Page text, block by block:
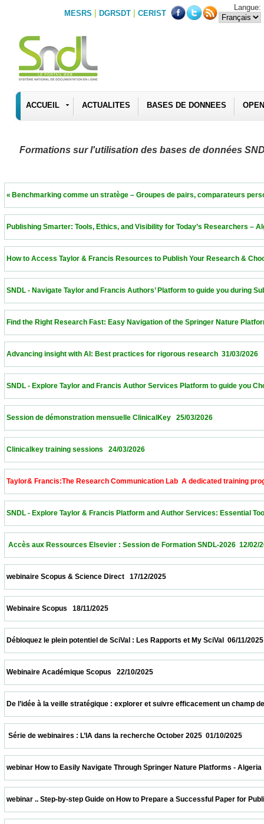
MESRS | DGRSDT | CERIST
Langue:
ACCUEIL ACTUALITES BASES DE DONNEES
Formations sur l'utilisation des bases de données
« Benchmarking comme un stratège – Groupes de pairs,
Publishing Smarter: Tools, Ethics, and Visibility for Today’s
How to Access Taylor & Francis Resources to Publish Your
SNDL - Navigate Taylor and Francis Authors’ Platform to guide you
Find the Right Research Fast: Easy Navigation of the Springer
Advancing insight with AI: Best practices for rigorous research
SNDL - Explore Taylor and Francis Author Services Platform to
Session de démonstration mensuelle ClinicalKey   25/03/2026
Clinicalkey training sessions   24/03/2026
Taylor& Francis:The Research Communication Lab  A dedicated
SNDL - Explore Taylor & Francis Platform and Author Services:
Accès aux Ressources Elsevier : Session de Formation SNDL-
webinaire Scopus & Science Direct   17/12/2025
Webinaire Scopus   18/11/2025
Débloquez le plein potentiel de SciVal : Les Rapports et My
Webinaire Académique Scopus   22/10/2025
De l’idée à la veille stratégique : explorer et suivre efficacement
Série de webinaires : L’IA dans la recherche October 2025  01/
webinar How to Easily Navigate Through Springer Nature
webinar .. Step-by-step Guide on How to Prepare a Successful